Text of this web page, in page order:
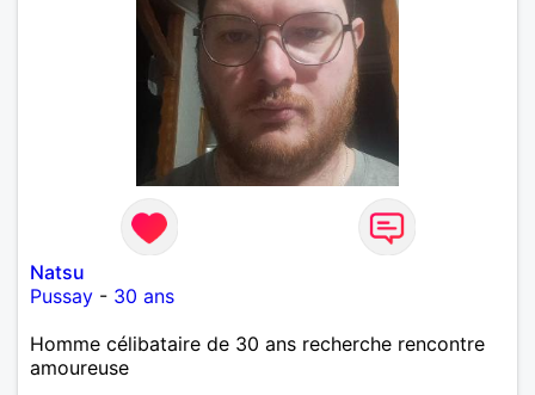
Natsu
Pussay - 30 ans
Homme célibataire de 30 ans recherche rencontre
amoureuse